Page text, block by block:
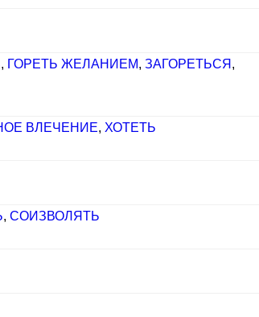
, ГОРЕТЬ ЖЕЛАНИЕМ, ЗАГОРЕТЬСЯ ,
ВЛЕЧЕНИЕ, ХОТЕТЬ
, СОИЗВОЛЯТЬ